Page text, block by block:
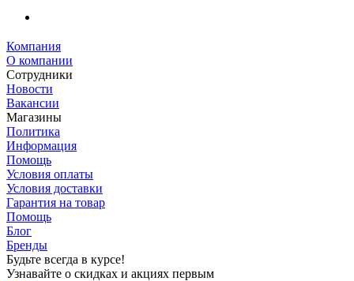
Компания
О компании
Сотрудники
Новости
Вакансии
Магазины
Политика
Информация
Помощь
Условия оплаты
Условия доставки
Гарантия на товар
Помощь
Блог
Бренды
Будьте всегда в курсе!
Узнавайте о скидках и акциях первым